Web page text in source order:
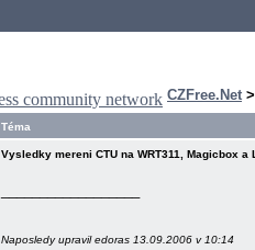
CZFree.Net
Téma
Vysledky mereni CTU na WRT311, Magicbox a
Naposledy upravil edoras 13.09.2006 v 10:14